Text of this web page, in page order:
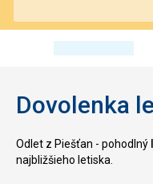
Dovolenka
Odlet z Piešťan - pohodlný
najbližšieho letiska.